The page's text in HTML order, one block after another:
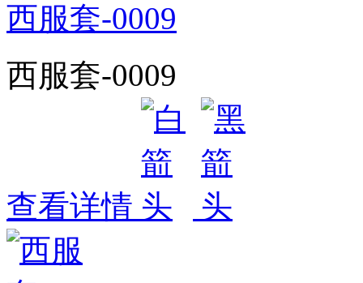
西服套-0009
西服套-0009
查看详情